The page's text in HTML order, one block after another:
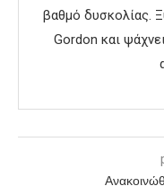
βαθμό δυσκολίας.
Gordon και